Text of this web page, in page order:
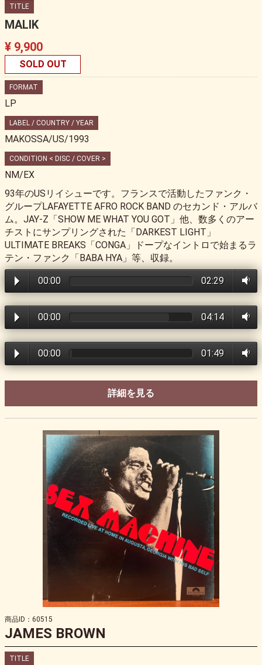
TITLE
MALIK
¥ 9,900
SOLD OUT
FORMAT
LP
LABEL / COUNTRY / YEAR
MAKOSSA/US/1993
CONDITION < DISC / COVER >
NM/EX
93年のUSリイシューです。フランスで活動したファンク・
グループLAFAYETTE AFRO ROCK BAND のセカンド・アルバ
ム。JAY-Z「SHOW ME WHAT YOU GOT」他、数多くのアー
チストにサンプリングされた「DARKEST LIGHT」
ULTIMATE BREAKS「CONGA」ドープなイントロで始まるラ
テン・ファンク「BABA HYA」等、収録。
00:00 02:29
00:00 04:14
00:00 01:49
詳細を見る
商品ID：60515
JAMES BROWN
TITLE